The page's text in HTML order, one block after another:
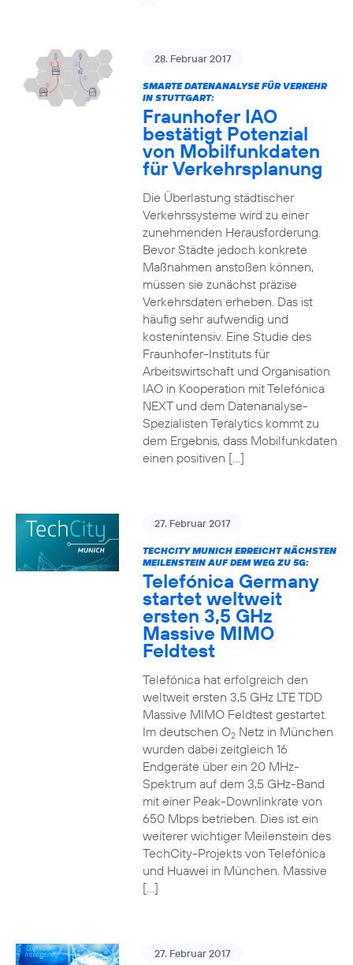
28. Februar 2017
SMARTE DATENANALYSE FÜR VERKEHR
IN STUTTGART:
Fraunhofer IAO
bestätigt Potenzial
von Mobilfunkdaten
für Verkehrsplanung
Die Überlastung städtischer
Verkehrssysteme wird zu einer
zunehmenden Herausforderung.
Bevor Städte jedoch konkrete
Maßnahmen anstoßen können,
müssen sie zunächst präzise
Verkehrsdaten erheben. Das ist
häufig sehr aufwendig und
kostenintensiv. Eine Studie des
Fraunhofer-Instituts für
Arbeitswirtschaft und Organisation
IAO in Kooperation mit Telefónica
NEXT und dem Datenanalyse-
Spezialisten Teralytics kommt zu
dem Ergebnis, dass Mobilfunkdaten
einen positiven […]
27. Februar 2017
TECHCITY MUNICH ERREICHT NÄCHSTEN
MEILENSTEIN AUF DEM WEG ZU 5G:
Telefónica Germany
startet weltweit
ersten 3,5 GHz
Massive MIMO
Feldtest
Telefónica hat erfolgreich den
weltweit ersten 3,5 GHz LTE TDD
Massive MIMO Feldtest gestartet.
Im deutschen O2Netz in München
wurden dabei zeitgleich 16
Endgeräte über ein 20 MHz-
Spektrum auf dem 3,5 GHz-Band
mit einer Peak-Downlinkrate von
650 Mbps betrieben. Dies ist ein
weiterer wichtiger Meilenstein des
TechCity-Projekts von Telefónica
und Huawei in München. Massive
[…]
27. Februar 2017